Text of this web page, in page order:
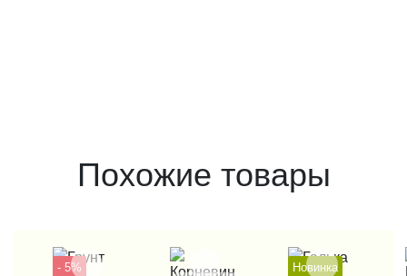
Похожие товары
- 5% Новинка